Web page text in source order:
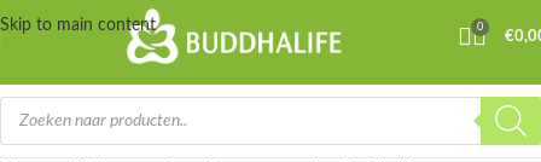
Skip to main content 0
€